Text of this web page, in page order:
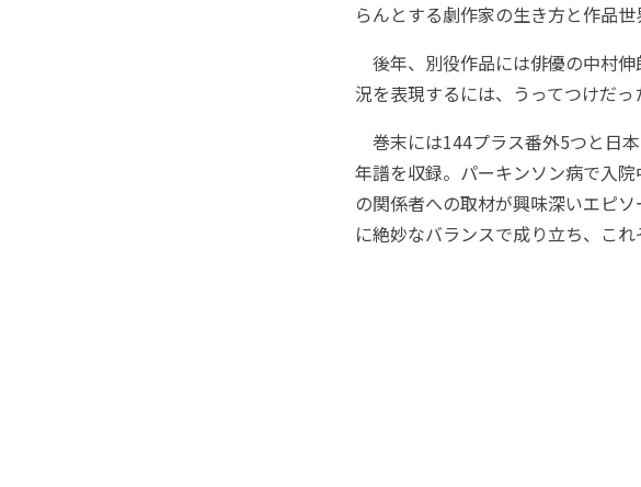
らんとする劇作家の生き方と作品
後年、別役作品には俳優の中村
況を表現するには、うってつけだっ
巻末には144プラス番外5つと日
年譜を収録。パーキンソン病で入
の関係者への取材が興味深いエピ
に絶妙なバランスで成り立ち、こ